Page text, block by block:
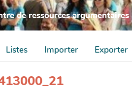
de ressources argumentaires
Listes Importer Exporter